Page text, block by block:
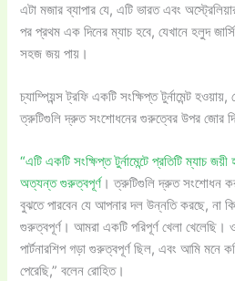
এটা মজার ব্যাপার যে, এটি ভারত এবং
পর প্রথম এক দিনের ম্যাচ হবে, যেখানে হলুদ
সহজ জয় পায়।
চ্যাম্পিয়ন্স ট্রফি একটি সংক্ষিপ্ত টুর্নামেন্ট
ত্রুটিগুলি দ্রুত সংশোধনের গুরুত্বের উপর জোর
“এটি একটি সংক্ষিপ্ত টুর্নামেন্টে প্রতিটি ম্যাচ
অত্যন্ত গুরুত্বপূর্ণ। ত্রুটিগুলি দ্রুত সংশোধন
বুঝতে পারবেন যে আপনার দল উন্নতি করছে, না
গুরুত্বপূর্ণ। আমরা একটি পরিপূর্ণ খেলা
পার্টনারশিপ গড়া গুরুত্বপূর্ণ ছিল, এবং আমি
পেরেছি,” বলেন রোহিত।